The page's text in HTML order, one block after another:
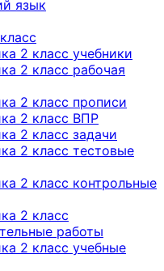
язык
2 класс учебники
2 класс рабочая
2 класс прописи
2 класс ВПР
2 класс задачи
2 класс тестовые
2 класс контрольные
2 класс
работы
2 класс учебные